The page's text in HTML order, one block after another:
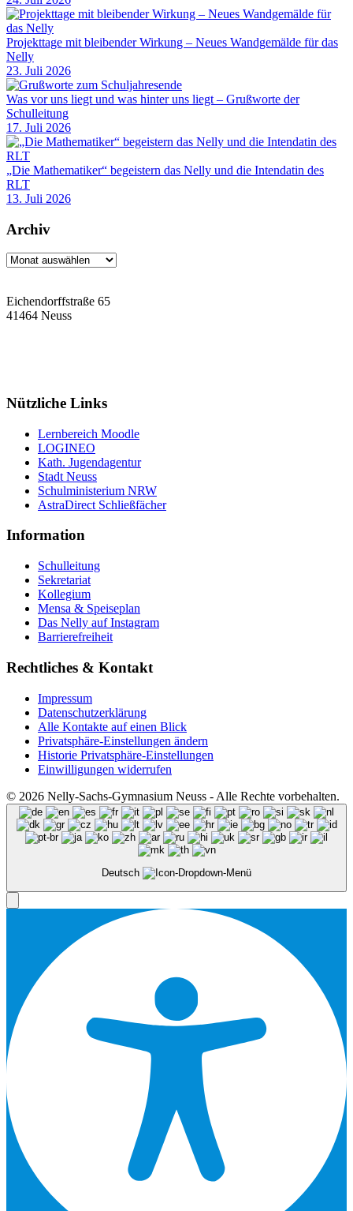
Projekttage mit bleibender Wirkung – Neues Wandgemälde für das
Nelly
23. Juli 2026
Was vor uns liegt und was hinter uns liegt – Grußworte der
Schulleitung
17. Juli 2026
„Die Mathematiker“ begeistern das Nelly und die Intendatin des
RLT
13. Juli 2026
Archiv
Archiv
Eichendorffstraße 65
41464 Neuss
Nützliche Links
Lernbereich Moodle
LOGINEO
Kath. Jugendagentur
Stadt Neuss
Schulministerium NRW
AstraDirect Schließfächer
Information
Schulleitung
Sekretariat
Kollegium
Mensa & Speiseplan
Das Nelly auf Instagram
Barrierefreiheit
Rechtliches & Kontakt
Impressum
Datenschutzerklärung
Alle Kontakte auf einen Blick
Privatsphäre-Einstellungen ändern
Historie Privatsphäre-Einstellungen
Einwilligungen widerrufen
© 2026 Nelly-Sachs-Gymnasium Neuss - Alle Rechte vorbehalten.
Deutsch